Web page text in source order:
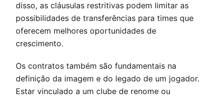
disso, as cláusulas restritivas podem limitar as
possibilidades de transferências para times que
oferecem melhores oportunidades de
crescimento.
Os contratos também são fundamentais na
definição da imagem e do legado de um jogador.
Estar vinculado a um clube de renome ou